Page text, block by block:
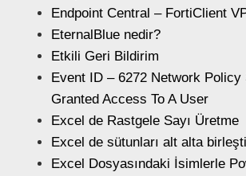
Endpoint Central – FortiClient
EternalBlue nedir?
Etkili Geri Bildirim
Event ID – 6272 Network Policy
Granted Access To A User
Excel de Rastgele Sayı Üretme
Excel de sütunları alt alta
Excel Dosyasındaki İsimlerle